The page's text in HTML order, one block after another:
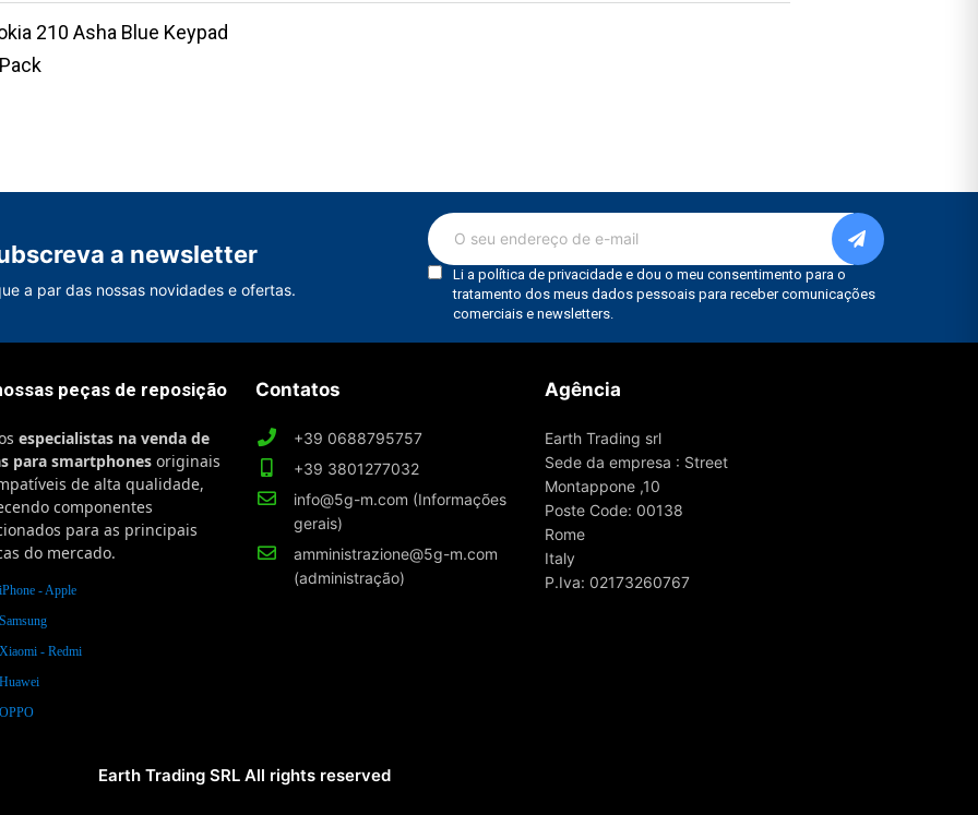
210 Asha Blue Keypad
a newsletter
a par das nossas novidades e ofertas.
peças de reposição
especialistas na venda de
para smartphones originais
de alta qualidade,
componentes
para as principais
do mercado.
- Apple
- Redmi
Contatos
+39 0688795757
+39 3801277032
info@5g-m.com (Informações
gerais)
amministrazione@5g-m.com
(administração)
Agência
Earth Trading srl
Sede da empresa : Street
Montappone ,10
Poste Code: 00138
Rome
Italy
P.Iva: 02173260767
Earth Trading SRL All rights reserved